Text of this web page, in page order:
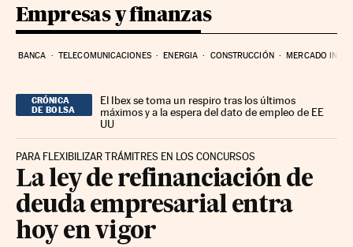
Empresas y finanzas
BANCA TELECOMUNICACIONES ENERGIA CONSTRUCCIÓN MERCADO
CRÓNICA
DE BOLSA
El Ibex se toma un respiro tras los últimos
máximos y a la espera del dato de empleo de EE
UU
PARA FLEXIBILIZAR TRÁMITRES EN LOS CONCURSOS
La ley de refinanciación de
deuda empresarial entra
hoy en vigor